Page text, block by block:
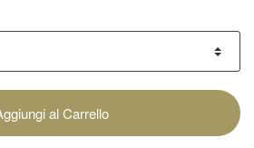
al Carrello